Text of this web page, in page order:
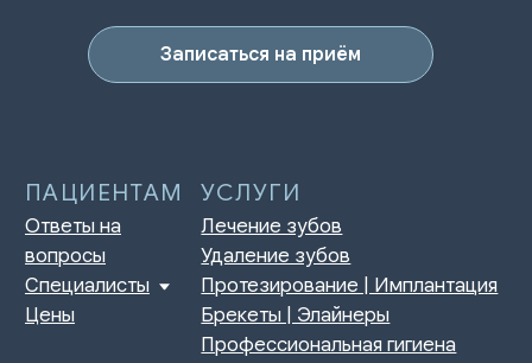
Записаться на приём
Протезирование | Имплантация
Брекеты | Элайнеры
Профессиональная гигиена
Статьи
Контакты
Политика конфиденциальности
персональных данных
Нормативно-правовые акты